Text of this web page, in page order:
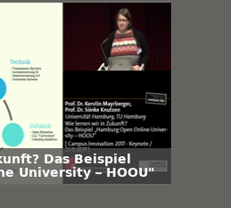
Das Beispiel
University – HOOU"